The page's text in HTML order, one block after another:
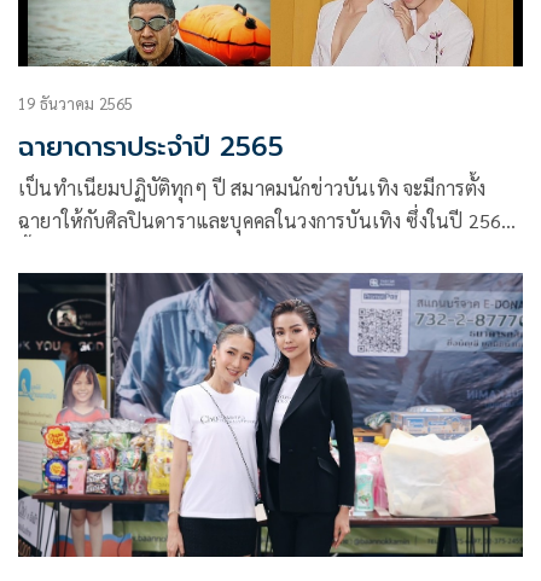
19 ธันวาคม 2565
ฉายาดาราประจำปี 2565
เป็นทำเนียมปฏิบัติทุกๆ ปี สมาคมนักข่าวบันเทิง จะมีการตั้ง
ฉายาให้กับศิลปินดาราและบุคคลในวงการบันเทิง ซึ่งในปี 2565
บันเทิง พร้อมด้วยกรรมการสมาคมฯ ได้ร่วมกับสื่อมวลชนสาย
บันเทิงหลายสำนัก ร่วมคัดเลือกฉายาดาราประจำปี 2565 ดังนี้